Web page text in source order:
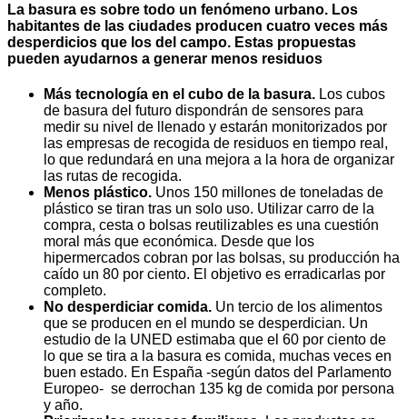
La basura es sobre todo un fenómeno urbano. Los
habitantes de las ciudades producen cuatro veces más
desperdicios que los del campo. Estas propuestas
pueden ayudarnos a generar menos residuos
Más tecnología en el cubo de la basura. Los cubos
de basura del futuro dispondrán de sensores para
medir su nivel de llenado y estarán monitorizados por
las empresas de recogida de residuos en tiempo real,
lo que redundará en una mejora a la hora de organizar
las rutas de recogida.
Menos plástico. Unos 150 millones de toneladas de
plástico se tiran tras un solo uso. Utilizar carro de la
compra, cesta o bolsas reutilizables es una cuestión
moral más que económica. Desde que los
hipermercados cobran por las bolsas, su producción ha
caído un 80 por ciento. El objetivo es erradicarlas por
completo.
No desperdiciar comida. Un tercio de los alimentos
que se producen en el mundo se desperdician. Un
estudio de la UNED estimaba que el 60 por ciento de
lo que se tira a la basura es comida, muchas veces en
buen estado. En España -según datos del Parlamento
Europeo- se derrochan 135 kg de comida por persona
y año.